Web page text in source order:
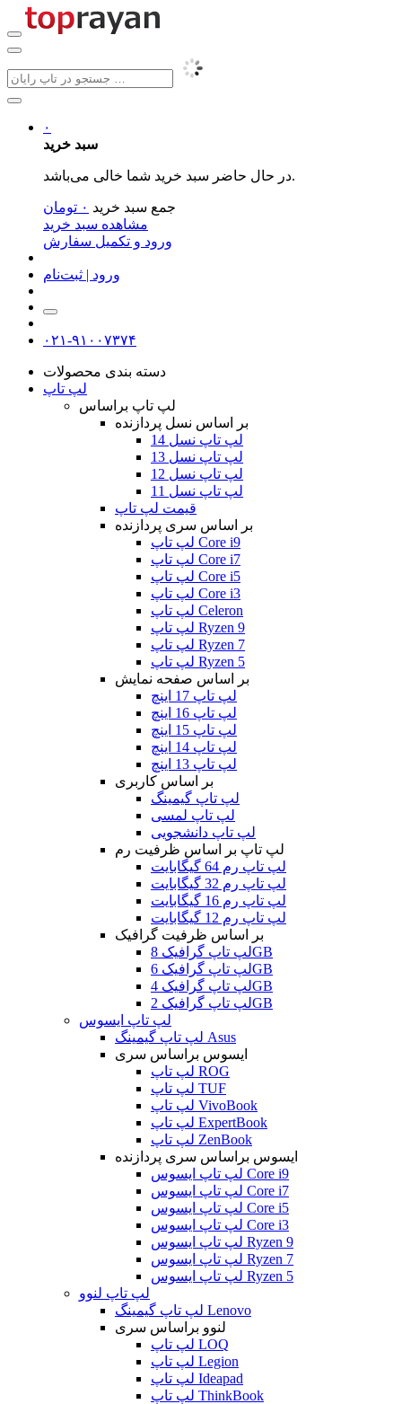
۰
سبد خرید
در حال حاضر سبد خرید شما خالی می‌باشد.
جمع سبد خرید ۰ تومان
مشاهده سبد خرید
ورود و تکمیل سفارش
ورود | ثبت‌نام
۰۲۱-۹۱۰۰۷۳۷۴
دسته بندی محصولات
لپ تاپ
لپ تاپ براساس
بر اساس نسل پردازنده
لپ تاپ نسل 14
لپ تاپ نسل 13
لپ تاپ نسل 12
لپ تاپ نسل 11
قیمت لپ تاپ
بر اساس سری پردازنده
لپ تاپ Core i9
لپ تاپ Core i7
لپ تاپ Core i5
لپ تاپ Core i3
لپ تاپ Celeron
لپ تاپ Ryzen 9
لپ تاپ Ryzen 7
لپ تاپ Ryzen 5
بر اساس صفحه نمایش
لپ تاپ 17 اینچ
لپ تاپ 16 اینچ
لپ تاپ 15 اینچ
لپ تاپ 14 اینچ
لپ تاپ 13 اینچ
بر اساس کاربری
لپ تاپ گیمینگ
لپ تاپ لمسی
لپ تاپ دانشجویی
لپ تاپ بر اساس ظرفیت رم
لپ تاپ رم 64 گیگابایت
لپ تاپ رم 32 گیگابایت
لپ تاپ رم 16 گیگابایت
لپ تاپ رم 12 گیگابایت
بر اساس ظرفیت گرافیک
لپ تاپ گرافیک 8GB
لپ تاپ گرافیک 6GB
لپ تاپ گرافیک 4GB
لپ تاپ گرافیک 2GB
لپ تاپ ایسوس
لپ تاپ گیمینگ Asus
ایسوس براساس سری
لپ تاپ ROG
لپ تاپ TUF
لپ تاپ VivoBook
لپ تاپ ExpertBook
لپ تاپ ZenBook
ایسوس براساس سری پردازنده
لپ تاپ ایسوس Core i9
لپ تاپ ایسوس Core i7
لپ تاپ ایسوس Core i5
لپ تاپ ایسوس Core i3
لپ تاپ ایسوس Ryzen 9
لپ تاپ ایسوس Ryzen 7
لپ تاپ ایسوس Ryzen 5
لپ تاپ لنوو
لپ تاپ گیمینگ Lenovo
لنوو براساس سری
لپ تاپ LOQ
لپ تاپ Legion
لپ تاپ Ideapad
لپ تاپ ThinkBook